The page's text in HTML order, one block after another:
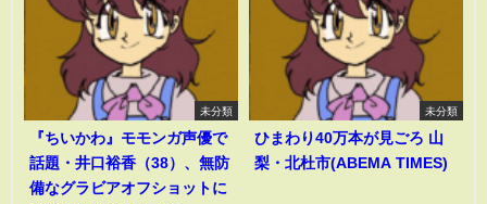
未分類
『ちいかわ』モモンガ声優で
話題・井口裕香（38）、無防
備なグラビアオフショットに
未分類
ひまわり40万本が見ごろ 山
梨・北杜市(ABEMA TIMES)